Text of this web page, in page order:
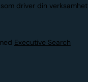
driver din verksamhet
Executive Search